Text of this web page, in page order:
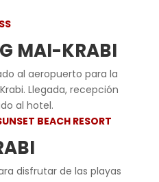
MAI-KRABI
al aeropuerto para la
Llegada, recepción
al hotel.
BEACH RESORT
disfrutar de las playas